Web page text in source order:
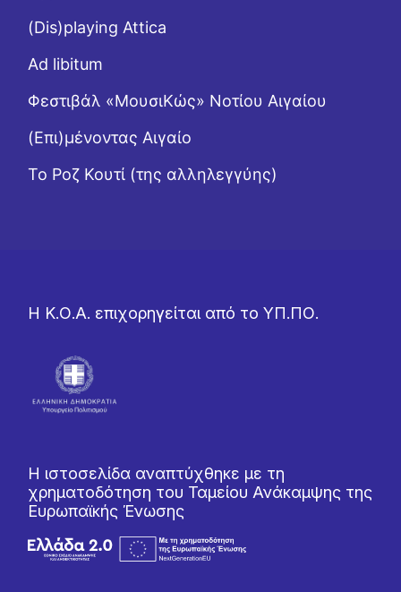
(Dis)playing Attica
Ad libitum
Φεστιβάλ «ΜουσιΚώς» Νοτίου Αιγαίου
(Επι)μένοντας Αιγαίο
Το Ροζ Κουτί (της αλληλεγγύης)
Η Κ.Ο.Α. επιχορηγείται από το ΥΠ.ΠΟ.
Η ιστοσελίδα αναπτύχθηκε με τη
χρηματοδότηση του Ταμείου Ανάκαμψης της
Ευρωπαϊκής Ένωσης